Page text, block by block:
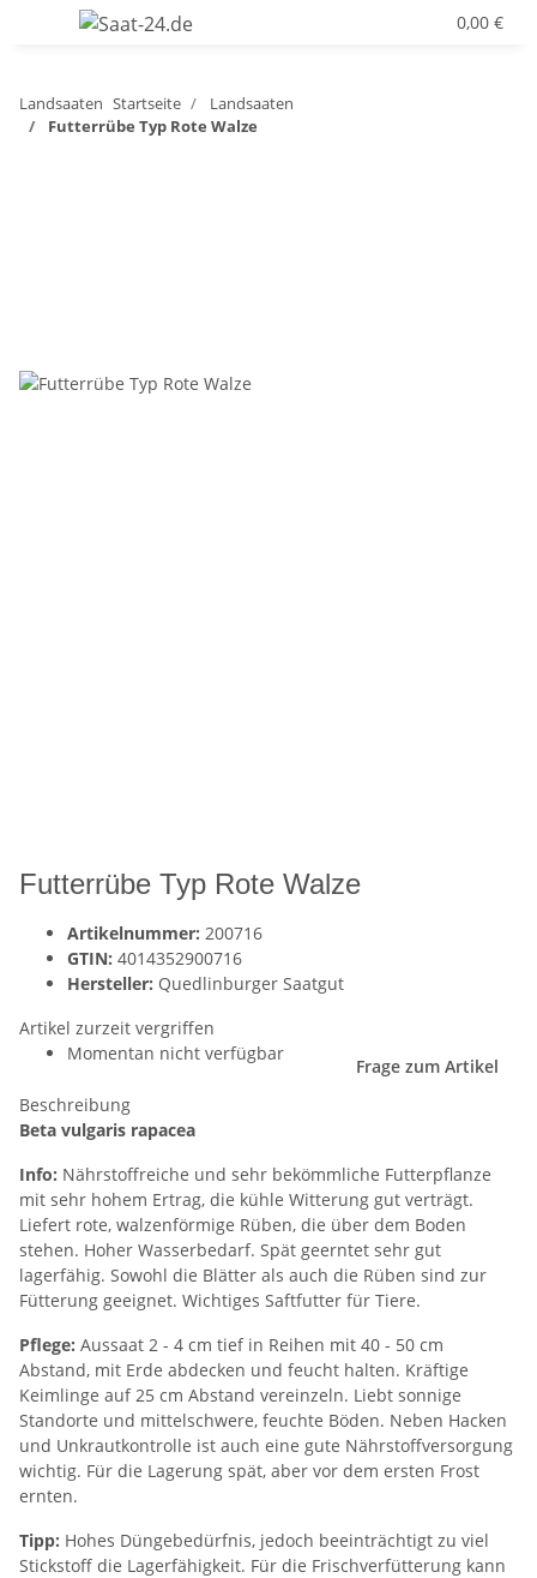
0,00 €
Landsaaten Startseite
Landsaaten
Futterrübe Typ Rote Walze
Futterrübe Typ Rote Walze
Artikelnummer: 200716
GTIN: 4014352900716
Hersteller: Quedlinburger Saatgut
Artikel zurzeit vergriffen
Momentan nicht verfügbar
Frage zum Artikel
Beschreibung
Beta vulgaris rapacea
Info: Nährstoffreiche und sehr bekömmliche Futterpflanze
mit sehr hohem Ertrag, die kühle Witterung gut verträgt.
Liefert rote, walzenförmige Rüben, die über dem Boden
stehen. Hoher Wasserbedarf. Spät geerntet sehr gut
lagerfähig. Sowohl die Blätter als auch die Rüben sind zur
Fütterung geeignet. Wichtiges Saftfutter für Tiere.
Pflege: Aussaat 2 - 4 cm tief in Reihen mit 40 - 50 cm
Abstand, mit Erde abdecken und feucht halten. Kräftige
Keimlinge auf 25 cm Abstand vereinzeln. Liebt sonnige
Standorte und mittelschwere, feuchte Böden. Neben Hacken
und Unkrautkontrolle ist auch eine gute Nährstoffversorgung
wichtig. Für die Lagerung spät, aber vor dem ersten Frost
ernten.
Tipp: Hohes Düngebedürfnis, jedoch beeinträchtigt zu viel
Stickstoff die Lagerfähigkeit. Für die Frischverfütterung kann